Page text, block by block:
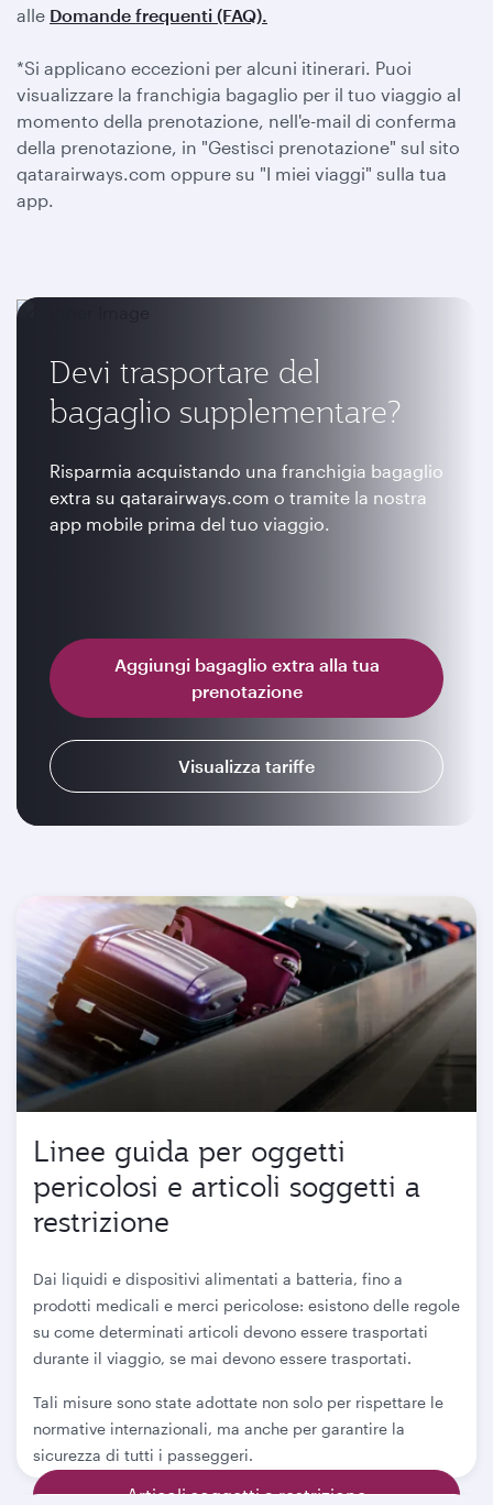
alle Domande frequenti (FAQ).
*Si applicano eccezioni per alcuni itinerari. Puoi
visualizzare la franchigia bagaglio per il tuo viaggio al
momento della prenotazione, nell'e-mail di conferma
della prenotazione, in "Gestisci prenotazione" sul sito
qatarairways.com oppure su "I miei viaggi" sulla tua
app.
Devi trasportare del
bagaglio supplementare?
Risparmia acquistando una franchigia bagaglio
extra su qatarairways.com o tramite la nostra
app mobile prima del tuo viaggio.
Aggiungi bagaglio extra alla tua
prenotazione
Visualizza tariffe
Linee guida per oggetti
pericolosi e articoli soggetti a
restrizione
Dai liquidi e dispositivi alimentati a batteria, fino a
prodotti medicali e merci pericolose: esistono delle regole
su come determinati articoli devono essere trasportati
durante il viaggio, se mai devono essere trasportati.
Tali misure sono state adottate non solo per rispettare le
normative internazionali, ma anche per garantire la
sicurezza di tutti i passeggeri.
Articoli soggetti a restrizione